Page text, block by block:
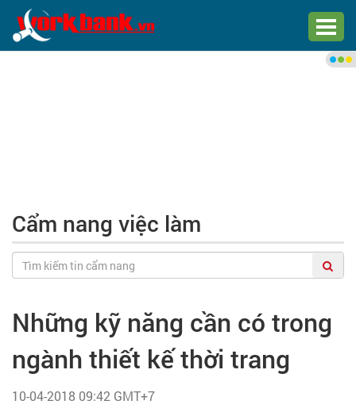
Trang chủ
Việc làm mới nhất
Tìm việc làm
Tạo hồ sơ
Cẩm nang việc làm
Cẩm nang việc làm
Những kỹ năng cần có trong
ngành thiết kế thời trang
10-04-2018 09:42 GMT+7